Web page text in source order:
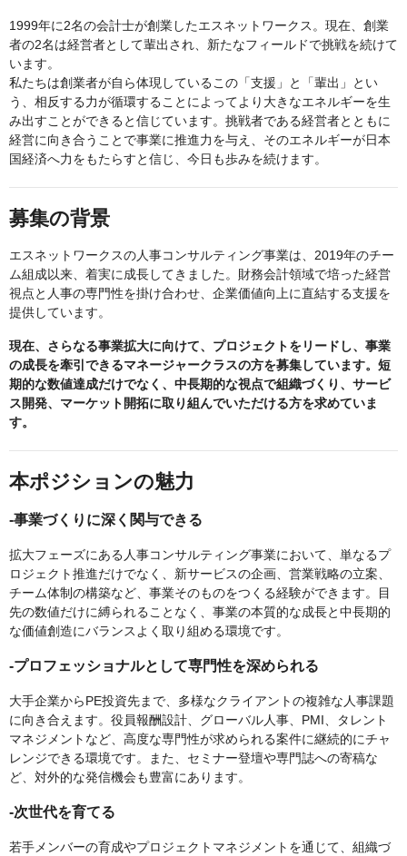
1999年に2名の会計士が創業したエスネットワークス。現在、創業
者の2名は経営者として輩出され、新たなフィールドで挑戦を続けて
います。
私たちは創業者が自ら体現しているこの「支援」と「輩出」とい
う、相反する力が循環することによってより大きなエネルギーを生
み出すことができると信じています。挑戦者である経営者とともに
経営に向き合うことで事業に推進力を与え、そのエネルギーが日本
国経済へ力をもたらすと信じ、今日も歩みを続けます。
募集の背景
エスネットワークスの人事コンサルティング事業は、2019年のチー
ム組成以来、着実に成長してきました。財務会計領域で培った経営
視点と人事の専門性を掛け合わせ、企業価値向上に直結する支援を
提供しています。
現在、さらなる事業拡大に向けて、プロジェクトをリードし、事業
の成長を牽引できるマネージャークラスの方を募集しています。短
期的な数値達成だけでなく、中長期的な視点で組織づくり、サービ
ス開発、マーケット開拓に取り組んでいただける方を求めていま
す。
本ポジションの魅力
-事業づくりに深く関与できる
拡大フェーズにある人事コンサルティング事業において、単なるプ
ロジェクト推進だけでなく、新サービスの企画、営業戦略の立案、
チーム体制の構築など、事業そのものをつくる経験ができます。目
先の数値だけに縛られることなく、事業の本質的な成長と中長期的
な価値創造にバランスよく取り組める環境です。
-プロフェッショナルとして専門性を深められる
大手企業からPE投資先まで、多様なクライアントの複雑な人事課題
に向き合えます。役員報酬設計、グローバル人事、PMI、タレント
マネジメントなど、高度な専門性が求められる案件に継続的にチャ
レンジできる環境です。また、セミナー登壇や専門誌への寄稿な
ど、対外的な発信機会も豊富にあります。
-次世代を育てる
若手メンバーの育成やプロジェクトマネジメントを通じて、組織づ